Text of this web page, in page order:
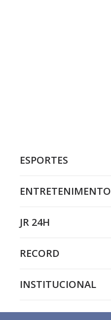
ESPORTES
ENTRETENIMENTO
JR 24H
RECORD
INSTITUCIONAL